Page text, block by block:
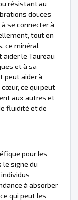
résistant au
douces
se connecter à
tout en
ce minéral
aider le Taureau
et à sa
peut aider à
cœur, ce qui peut
aux autres et
fluidité et de
pour les
le signe du
individus
à absorber
qui peut les